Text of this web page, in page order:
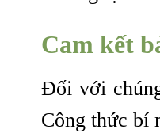
Cam kết
Đối với
Công thức bí